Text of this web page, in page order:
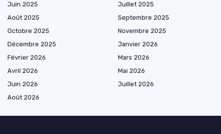
Juin 2025
Juillet 2025
Août 2025
Septembre 2025
Octobre 2025
Novembre 2025
Décembre 2025
Janvier 2026
Février 2026
Mars 2026
Avril 2026
Mai 2026
Juin 2026
Juillet 2026
Août 2026